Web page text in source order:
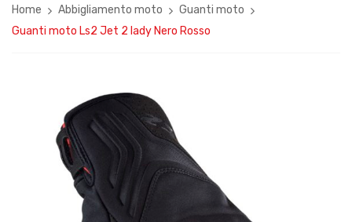
Home Abbigliamento moto
Guanti moto
Guanti moto Ls2 Jet 2 lady Nero Rosso